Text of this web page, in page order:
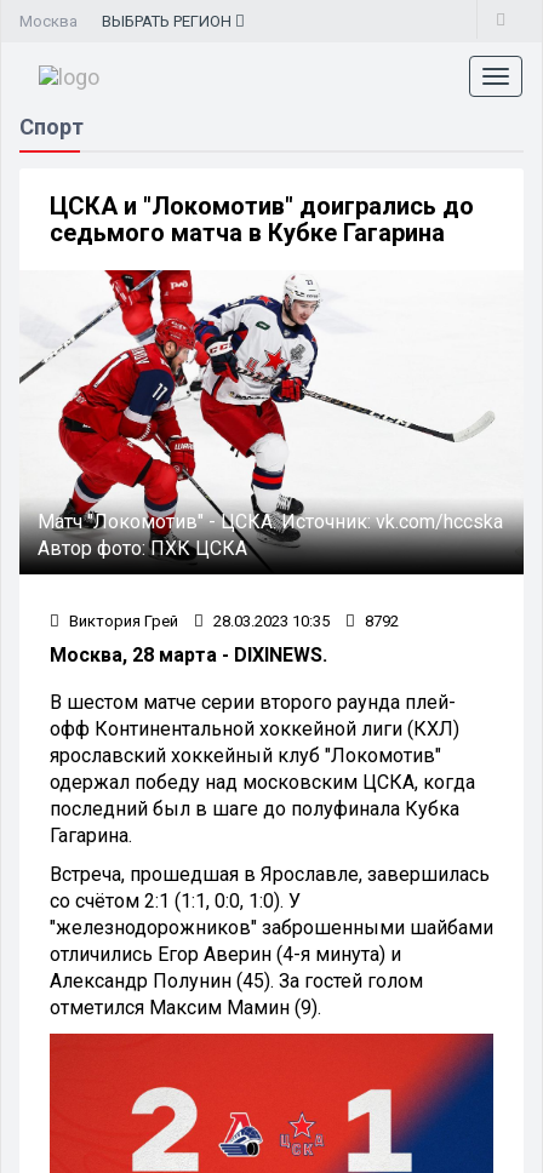
Москва ВЫБРАТЬ РЕГИОН
Спорт
ЦСКА и "Локомотив" доигрались до
седьмого матча в Кубке Гагарина
Матч "Локомотив" - ЦСКА.Источник:vk.com/hccska
Автор фото:ПХК ЦСКА
Виктория Грей 28.03.2023 10:35 8792
Москва, 28 марта - DIXINEWS.
В шестом матче серии второго раунда плей-
офф Континентальной хоккейной лиги (КХЛ)
ярославский хоккейный клуб "Локомотив"
одержал победу над московским ЦСКА, когда
последний был в шаге до полуфинала Кубка
Гагарина.
Встреча, прошедшая в Ярославле, завершилась
со счётом 2:1 (1:1, 0:0, 1:0). У
"железнодорожников" заброшенными шайбами
отличились Егор Аверин (4-я минута) и
Александр Полунин (45). За гостей голом
отметился Максим Мамин (9).